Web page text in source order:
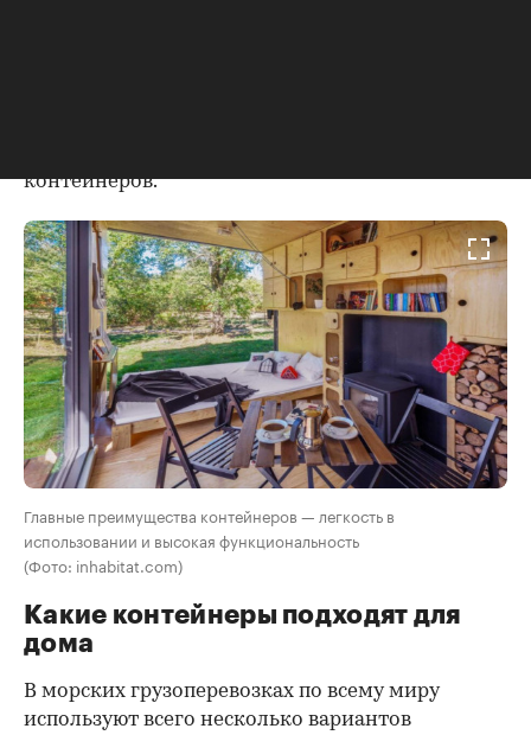
контейнеров.
Главные преимущества контейнеров — легкость в
использовании и высокая функциональность
(Фото: inhabitat.com)
Какие контейнеры подходят для
дома
В морских грузоперевозках по всему миру
используют всего несколько вариантов